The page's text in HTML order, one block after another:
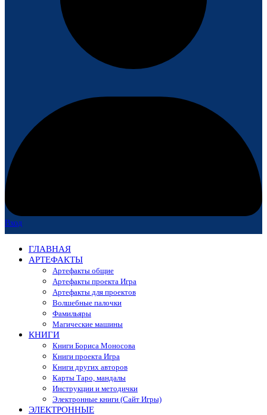
Вход
ГЛАВНАЯ
АРТЕФАКТЫ
Артефакты общие
Артефакты проекта Игра
Артефакты для проектов
Волшебные палочки
Фамильяры
Магические машины
КНИГИ
Книги Бориса Моносова
Книги проекта Игра
Книги других авторов
Карты Таро, мандалы
Инструкции и методички
Электронные книги (Сайт Игры)
ЭЛЕКТРОННЫЕ